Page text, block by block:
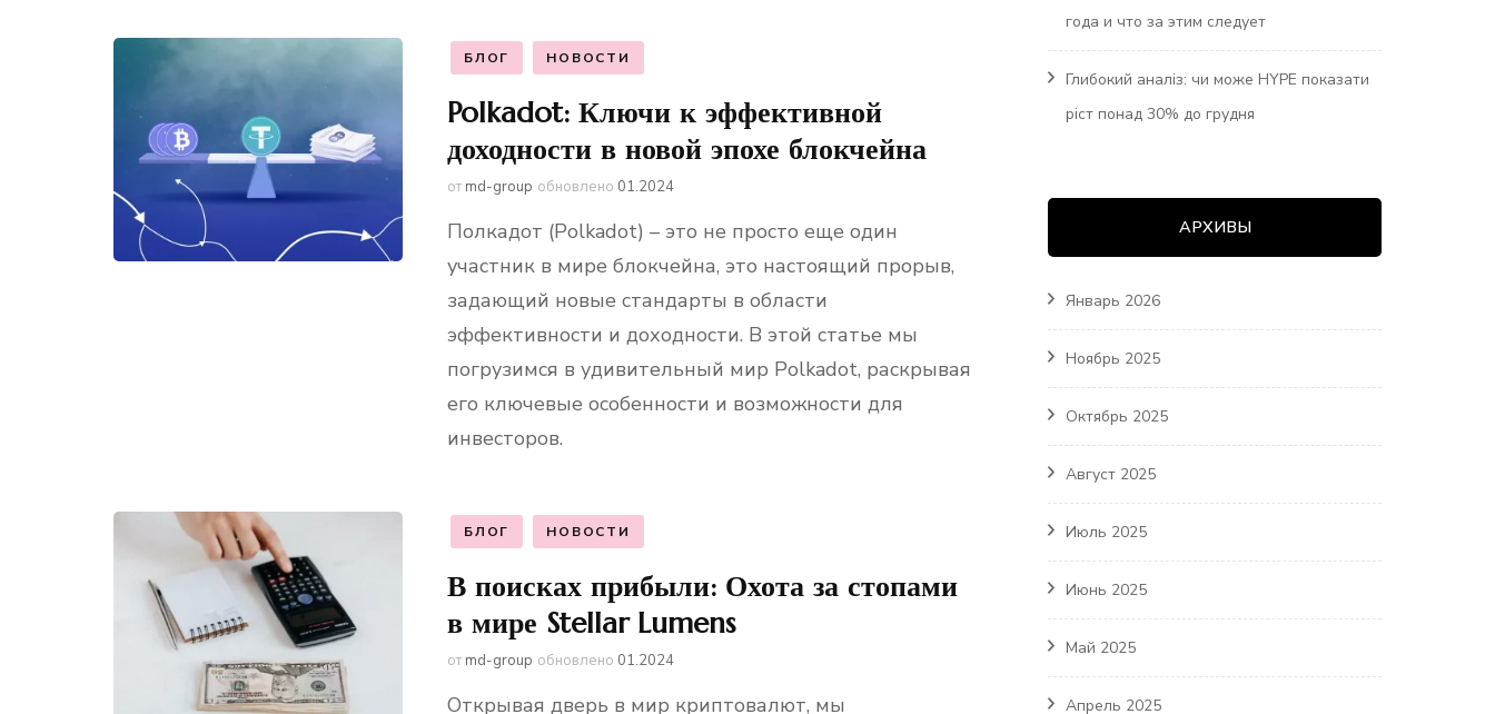
БЛОГ НОВОСТИ
Polkadot: Ключи к эффективной
доходности в новой эпохе блокчейна
от md-group обновлено 01.2024
Полкадот (Polkadot) – это не просто еще один
участник в мире блокчейна, это настоящий прорыв,
задающий новые стандарты в области
эффективности и доходности. В этой статье мы
погрузимся в удивительный мир Polkadot, раскрывая
его ключевые особенности и возможности для
инвесторов.
БЛОГ НОВОСТИ
В поисках прибыли: Охота за стопами
в мире Stellar Lumens
от md-group обновлено 01.2024
Открывая дверь в мир криптовалют, мы
года и что за этим следует
Глибокий аналіз: чи може HYPE показати
ріст понад 30% до грудня
АРХИВЫ
Январь 2026
Ноябрь 2025
Октябрь 2025
Август 2025
Июль 2025
Июнь 2025
Май 2025
Апрель 2025